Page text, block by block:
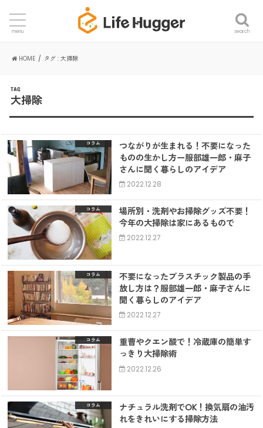
search
menu
HOME タグ : 大掃除
TAG
大掃除
コラム
つながりが生まれる！不要になった
ものの生かし方ー服部雄一郎・麻子
さんに聞く暮らしのアイデア
2022.12.28
コラム
場所別・洗剤やお掃除グッズ不要！
今年の大掃除は家にあるもので
2022.12.27
コラム
不要になったプラスチック製品の手
放し方は？服部雄一郎・麻子さんに
聞く暮らしのアイデア
2022.12.27
コラム
重曹やクエン酸で！冷蔵庫の簡単す
っきり大掃除術
2022.12.26
コラム
ナチュラル洗剤でOK！換気扇の油汚
れをきれいにする掃除方法